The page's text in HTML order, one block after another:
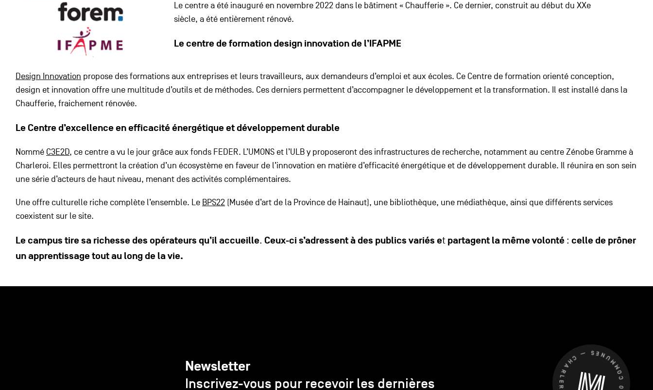
Le centre a été inauguré en novembre 2022 dans le bâtiment « Chaufferie ». Ce dernier, construit au début du XXe
siècle, a été entièrement rénové.
Le centre de formation design innovation de l’IFAPME
Design Innovation propose des formations aux entreprises et leurs travailleurs, aux demandeurs d’emploi et aux écoles. Ce Centre de formation orienté conception,
design et innovation offre une multitude d’outils et de méthodes. Ces derniers permettent d’accompagner le développement et la transformation. Il est installé dans la
Chaufferie, fraichement rénovée.
Le Centre d’excellence en efficacité énergétique et développement durable
Nommé C3E2D, ce centre a vu le jour grâce aux fonds FEDER. L’UMONS et l’ULB y proposeront des infrastructures de recherche, notamment au centre Zénobe Gramme à
Charleroi. Elles permettront la création d’un écosystème en faveur de l’innovation en matière d’efficacité énergétique et de développement durable. Il réunira en son sein
une série d’acteurs de haut niveau, menant des activités complémentaires.
Une offre culturelle riche complète l’ensemble. Le BPS22 (Musée d’art de la Province de Hainaut), une bibliothèque, une médiathèque, ainsi que différents services
coexistent sur le site.
Le campus tire sa richesse des opérateurs qu’il accueille. Ceux-ci s’adressent à des publics variés et partagent la même volonté : celle de prôner
un apprentissage tout au long de la vie.
Newsletter
Inscrivez-vous pour recevoir les dernières